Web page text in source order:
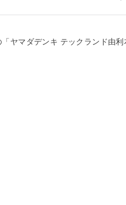
ヤマダデンキ テックランド由